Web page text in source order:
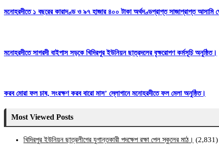
মনোহরদীতে ১ বছরের কারাদণ্ড ও ৯৭ হাজার ৪০০ টাকা অর্থদণ্ডপ্রাপ্ত সাজাপ্রাপ্ত আসামি
মনোহরদীতে সাগরদী বাইপাস সড়কে খিদিরপুর ইউনিয়ন ছাত্রদলের বৃক্ষরোপণ কর্মসূচি অনুষ্ঠিত।
করব মোরা ফল চাষ, সংরক্ষণ করব বারো মাস’ স্লোগানে মনোহরদীতে ফল মেলা অনুষ্ঠিত।
Most Viewed Posts
খিদিরপুর ইউনিয়ন ছাত্রলীগের যুগান্তকারী পদক্ষেপ রক্ষা পেল স্কুলের মাঠ। (2,831)